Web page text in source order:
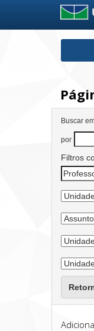
Buscar
por
Filtros